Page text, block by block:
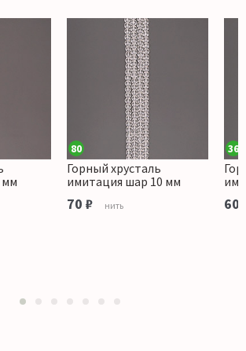
мм
80
Горный хрусталь
имитация шар 10 мм
70 ₽ нить
36
60